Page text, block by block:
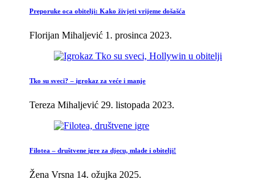
Preporuke oca obitelji: Kako živjeti vrijeme došašća
Florijan Mihaljević 1. prosinca 2023.
Tko su sveci? – igrokaz za veće i manje
Tereza Mihaljević 29. listopada 2023.
Filotea – društvene igre za djecu, mlade i obitelji!
Žena Vrsna 14. ožujka 2025.